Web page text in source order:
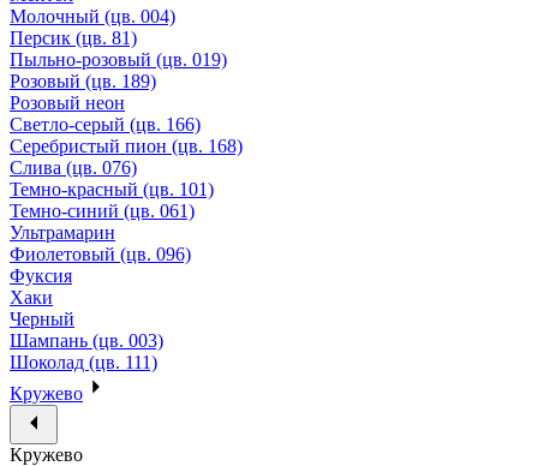
Молочный (цв. 004)
Персик (цв. 81)
Пыльно-розовый (цв. 019)
Розовый (цв. 189)
Розовый неон
Светло-серый (цв. 166)
Серебристый пион (цв. 168)
Слива (цв. 076)
Темно-красный (цв. 101)
Темно-синий (цв. 061)
Ультрамарин
Фиолетовый (цв. 096)
Фуксия
Хаки
Черный
Шампань (цв. 003)
Шоколад (цв. 111)
Кружево
Кружево